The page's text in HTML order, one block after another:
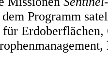
Programm
Erdoberflächen,